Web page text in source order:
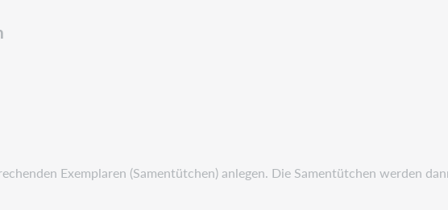
Exemplaren (Samentütchen) anlegen. Die Samentütchen werden